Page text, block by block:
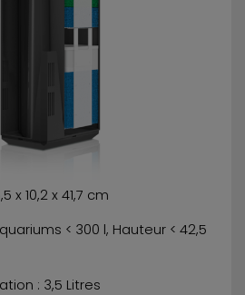
x 10,2 x 41,7 cm
< 300 l, Hauteur < 42,5
: 3,5 Litres